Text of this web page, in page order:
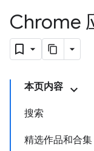
Chrome
本页内容
搜索
精选作品和合集